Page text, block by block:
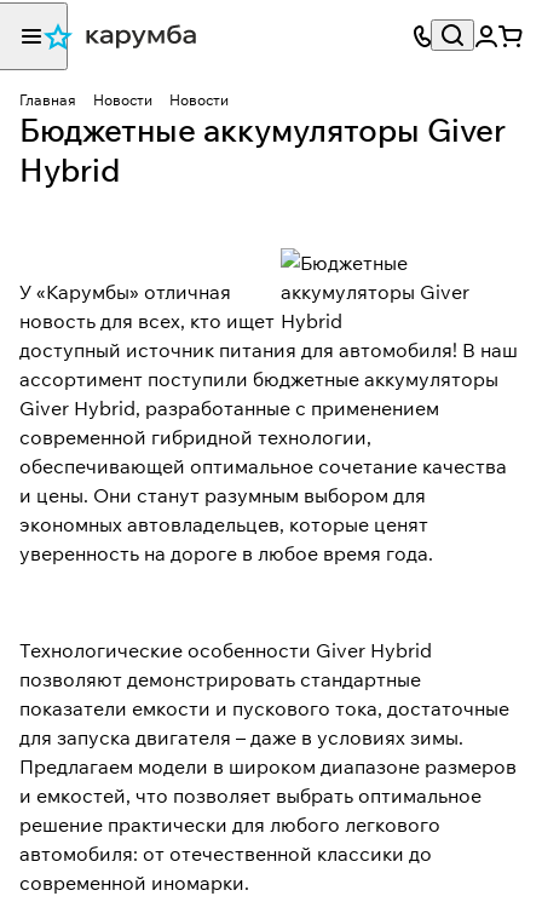
Главная Новости Новости
Бюджетные аккумуляторы Giver
Hybrid
У «Карумбы» отличная
новость для всех, кто ищет
доступный источник питания для автомобиля! В наш
ассортимент поступили бюджетные аккумуляторы
Giver Hybrid, разработанные с применением
современной гибридной технологии,
обеспечивающей оптимальное сочетание качества
и цены. Они станут разумным выбором для
экономных автовладельцев, которые ценят
уверенность на дороге в любое время года.
Технологические особенности Giver Hybrid
позволяют демонстрировать стандартные
показатели емкости и пускового тока, достаточные
для запуска двигателя – даже в условиях зимы.
Предлагаем модели в широком диапазоне размеров
и емкостей, что позволяет выбрать оптимальное
решение практически для любого легкового
автомобиля: от отечественной классики до
современной иномарки.